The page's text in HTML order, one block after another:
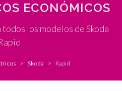
ECONÓMICOS
los modelos de Skoda
Skoda Rapid